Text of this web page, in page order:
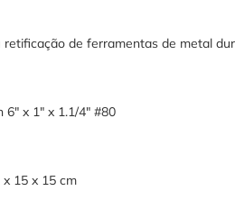
retificação de ferramentas de metal
6" x 1" x 1.1/4" #80
x 15 x 15 cm